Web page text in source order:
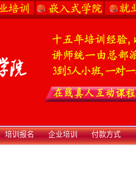
培训报名 企业培训 付款方式